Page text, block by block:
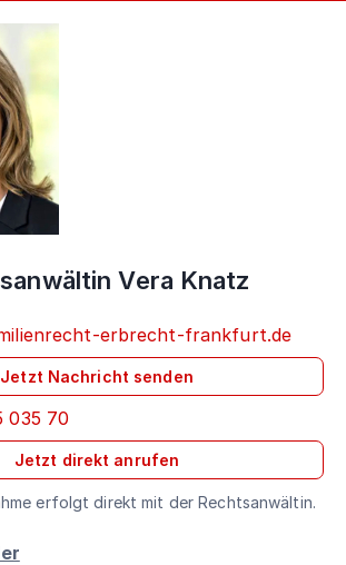
Vera Knatz
erbrecht-frankfurt.de
Jetzt Nachricht senden
035 70
Jetzt direkt anrufen
erfolgt direkt mit der Rechtsanwältin.